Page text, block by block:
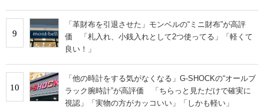
9
「革財布を引退させた」モンベルの“ミニ財布”が高評
価 「札入れ、小銭入れとして2つ使ってる」「軽くて
良い！」
10
「他の時計をする気がなくなる」G-SHOCKの“オールブ
ラック腕時計”が高評価 「ちらっと見ただけで確実に
視認」「実物の方がカッコいい」「しかも軽い」